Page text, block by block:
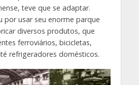
teve que se adaptar.
por usar seu enorme parque
diversos produtos, que
ferroviários, bicicletas,
refrigeradores domésticos.